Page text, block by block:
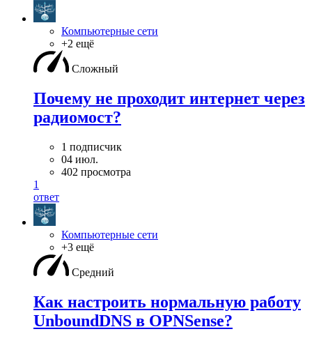
Компьютерные сети
+2 ещё
Сложный
Почему не проходит интернет через
радиомост?
1 подписчик
04 июл.
402 просмотра
1
ответ
Компьютерные сети
+3 ещё
Средний
Как настроить нормальную работу
UnboundDNS в OPNSense?